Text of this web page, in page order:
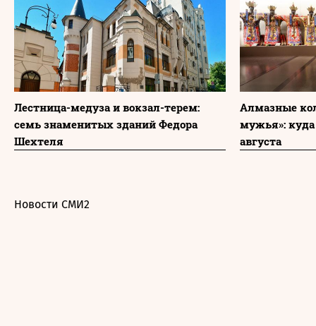
Лестница-медуза и вокзал-терем:
семь знаменитых зданий Федора
Шехтеля
Алмазные
мужья»:
августа
Новости СМИ2